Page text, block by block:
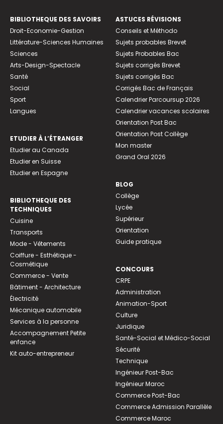
BIBLIOTHEQUE DES SAVOIRS
Droit-Economie-Gestion
Littérature-Sciences Humaines
Sciences
Arts-Design-Spectacle
Santé
Social
Sport
Langues
ETUDIER À L’ÉTRANGER
Etudier au Canada
Etudier en Suisse
Etudier en Espagne
BIBLIOTHEQUE DES
TECHNIQUES
Cuisine
Transports
Mode - Vêtements
Coiffure - Esthétique -
Cosmétique
Commerce - Vente
Bâtiment - Architecture
Électricité
Mécanique automobile
Services à la personne
Accompagnement Petite
enfance
Kit auto-entrepreneur
ASTUCES RÉVISIONS
Conseils et Méthodo
Sujets probables Brevet
Sujets Probables Bac
Sujets corrigés Brevet
Sujets corrigés Bac
Corrigés Bac de Français
Calendrier Parcoursup 2026
Calendrier vacances scolaires
Orientation Post Bac
Orientation Post Collège
Mon master
Grand Oral 2026
BLOG
Collège
Lycée
Supérieur
Orientation
Guide pratique
CONCOURS
CRPE
Administration
Animation-Sport
Culture
Juridique
Santé-Social et Médico-Social
Sécurité
Technique
Ingénieur Post-Bac
Ingénieur Maroc
Commerce Post-Bac
Commerce Admission Parallèle
Commerce Maroc